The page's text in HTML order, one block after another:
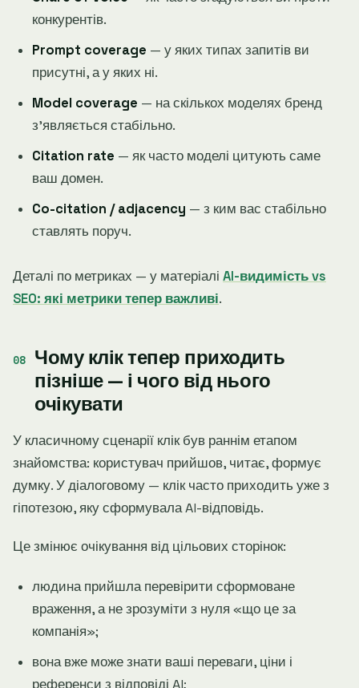
конкурентів.
Prompt coverage — у яких типах запитів ви
присутні, а у яких ні.
Model coverage — на скількох моделях бренд
зʼявляється стабільно.
Citation rate — як часто моделі цитують саме
ваш домен.
Co-citation / adjacency — з ким вас стабільно
ставлять поруч.
Деталі по метриках — у матеріалі AI-видимість vs
SEO: які метрики тепер важливі.
Чому клік тепер приходить
пізніше — і чого від нього
очікувати
У класичному сценарії клік був раннім етапом
знайомства: користувач прийшов, читає, формує
думку. У діалоговому — клік часто приходить уже з
гіпотезою, яку сформувала AI-відповідь.
Це змінює очікування від цільових сторінок:
людина прийшла перевірити сформоване
враження, а не зрозуміти з нуля «що це за
компанія»;
вона вже може знати ваші переваги, ціни і
референси з відповіді AI;